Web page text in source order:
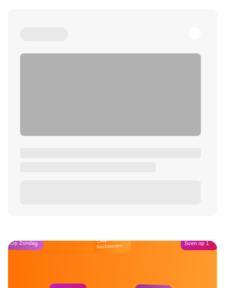
Op Zondag Café
Kockelmann Sven op 1